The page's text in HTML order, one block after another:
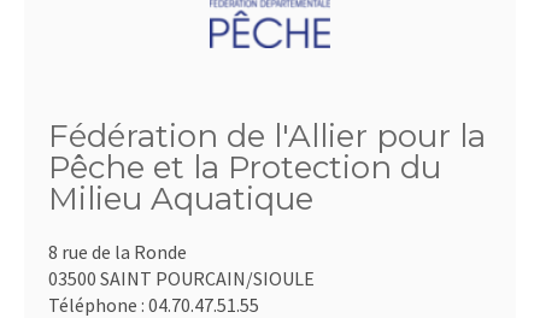
Fédération de l'Allier pour la
Pêche et la Protection du
Milieu Aquatique
8 rue de la Ronde
03500 SAINT POURCAIN/SIOULE
Téléphone : 04.70.47.51.55